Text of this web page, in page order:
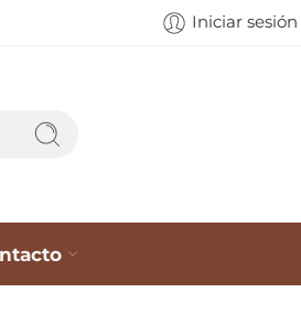
Iniciar